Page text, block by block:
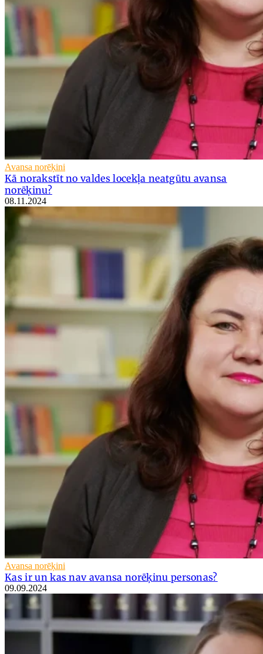
Avansa norēķini
Kā norakstīt no valdes locekļa neatgūtu avansa
norēķinu?
08.11.2024
Avansa norēķini
Kas ir un kas nav avansa norēķinu personas?
09.09.2024